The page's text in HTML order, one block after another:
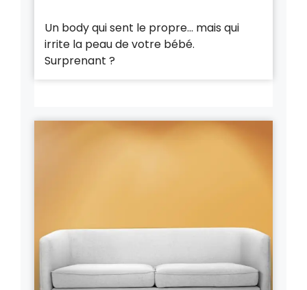
Un body qui sent le propre… mais qui
irrite la peau de votre bébé.
Surprenant ?